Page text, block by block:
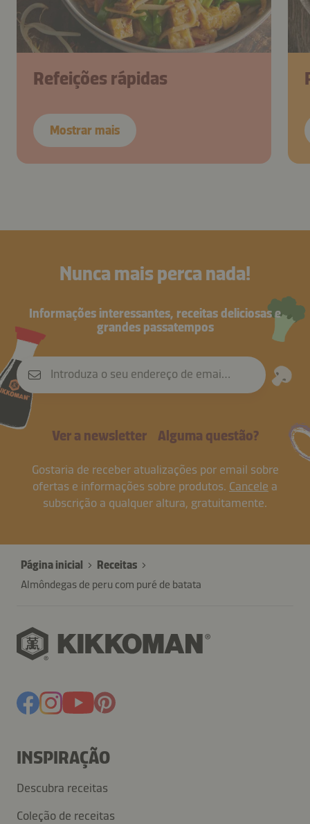
Refeições rápidas
Mostrar mais
Nunca mais perca nada!
Informações interessantes, receitas deliciosas e
grandes passatempos
Introduza o seu endereço de email
Ver a newsletter Alguma questão?
Gostaria de receber atualizações por email sobre
ofertas e informações sobre produtos. Cancele a
subscrição a qualquer altura, gratuitamente.
Página inicial
Receitas
Almôndegas de peru com puré de batata
INSPIRAÇÃO
Descubra receitas
Coleção de receitas